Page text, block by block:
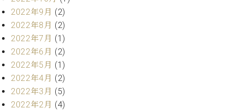
ピ
ア
ノ
C.
ベ
ヒ
シ
ュ
ジオ
レン
タル
ホー
ル・
スタ
ジオ
空き
状況
動
2022年9月 (2)
2022年8月 (2)
2022年7月 (1)
2022年6月 (2)
2022年5月 (1)
2022年4月 (2)
2022年3月 (5)
2022年2月 (4)